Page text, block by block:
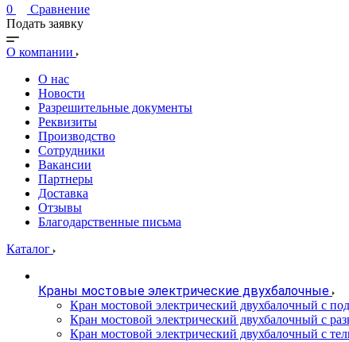
0
Сравнение
Подать заявку
О компании
О нас
Новости
Разрешительные документы
Реквизиты
Производство
Сотрудники
Вакансии
Партнеры
Доставка
Отзывы
Благодарственные письма
Каталог
Краны мостовые электрические двухбалочные
Кран мостовой электрический двухбалочный с
Кран мостовой электрический двухбалочный с
Кран мостовой электрический двухбалочный с